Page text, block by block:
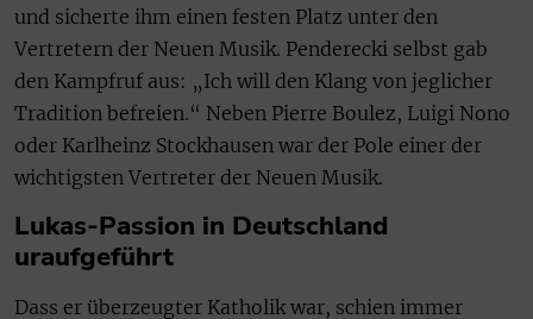
und sicherte ihm einen festen Platz unter den
Vertretern der Neuen Musik. Penderecki selbst gab
den Kampfruf aus: „Ich will den Klang von jeglicher
Tradition befreien.“ Neben Pierre Boulez, Luigi Nono
oder Karlheinz Stockhausen war der Pole einer der
wichtigsten Vertreter der Neuen Musik.
Lukas-Passion in Deutschland
uraufgeführt
Dass er überzeugter Katholik war, schien immer